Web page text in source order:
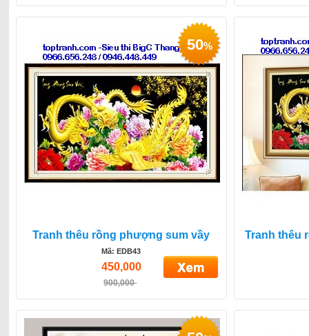
Tranh thêu rồng phượng sum vầy
Mã: EDB43
450,000
900,000
50%
Tranh thêu